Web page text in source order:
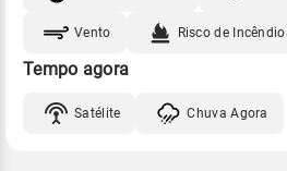
Vento Risco de Incêndio
Tempo agora
Satélite Chuva Agora